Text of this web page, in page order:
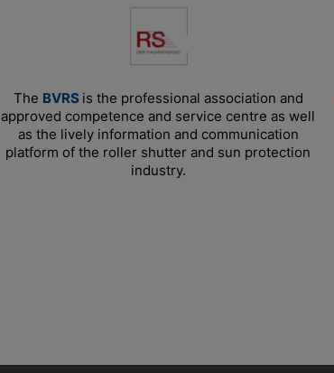
The BVRS is the professional association and
approved competence and service centre as well
as the lively information and communication
platform of the roller shutter and sun protection
industry.